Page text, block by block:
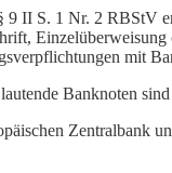
9 II S. 1 Nr. 2 RBStV
mit
Banknoten
Zentralbank